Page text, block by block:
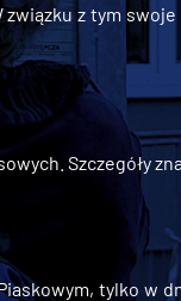
z tym
Szczegóły
tylko w